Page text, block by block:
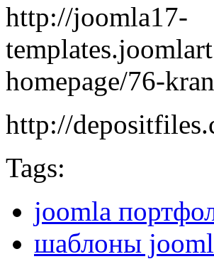
http://joomla17-
homepage/76-
http://
Tags:
joomla
шаблоны